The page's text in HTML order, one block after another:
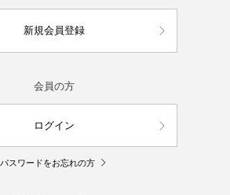
新規会員登録
会員の方
ログイン
パスワードをお忘れの方